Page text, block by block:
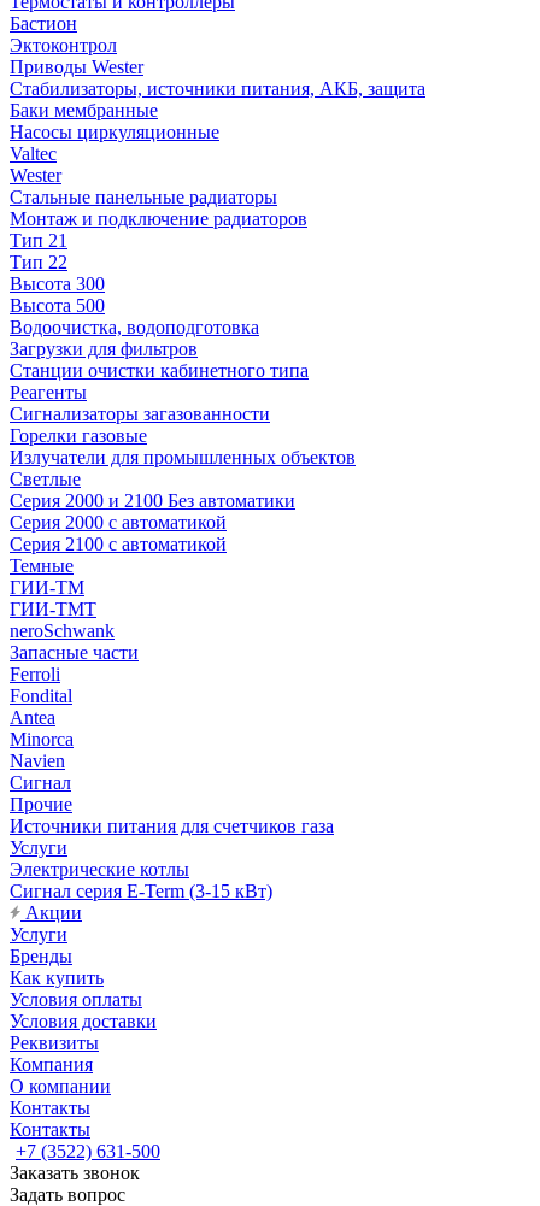
Бастион
Эктоконтрол
Приводы Wester
Стабилизаторы, источники питания, АКБ, защита
Баки мембранные
Насосы циркуляционные
Valtec
Wester
Стальные панельные радиаторы
Монтаж и подключение радиаторов
Тип 21
Тип 22
Высота 300
Высота 500
Водоочистка, водоподготовка
Загрузки для фильтров
Станции очистки кабинетного типа
Реагенты
Сигнализаторы загазованности
Горелки газовые
Излучатели для промышленных объектов
Светлые
Серия 2000 и 2100 Без автоматики
Серия 2000 с автоматикой
Серия 2100 с автоматикой
Темные
ГИИ-ТМ
ГИИ-ТМТ
neroSchwank
Запасные части
Ferroli
Fondital
Antea
Minorca
Navien
Сигнал
Прочие
Источники питания для счетчиков газа
Услуги
Электрические котлы
Сигнал серия E-Term (3-15 кВт)
Акции
Услуги
Бренды
Как купить
Условия оплаты
Условия доставки
Реквизиты
Компания
О компании
Контакты
Контакты
+7 (3522) 631-500
Заказать звонок
Задать вопрос